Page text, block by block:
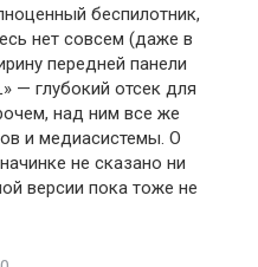
беспилотник,
нет совсем (даже в
передней панели
— глубокий отсек для
над ним все же
и медиасистемы. О
не сказано ни
версии пока тоже не